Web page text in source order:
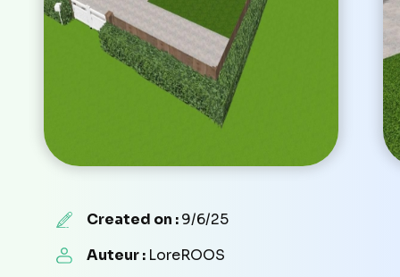
Created on :9/6/25
Auteur : LoreROOS